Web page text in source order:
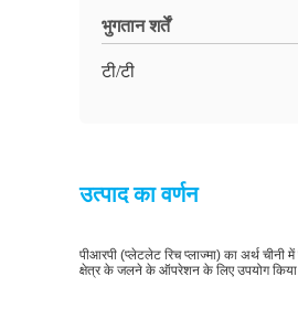
भुगतान शर्तें
टी/टी
उत्पाद का वर्णन
पीआरपी (प्लेटलेट रिच प्लाज्मा) का अर्थ
क्षेत्र के जलने के ऑपरेशन के लिए उपयोग किया